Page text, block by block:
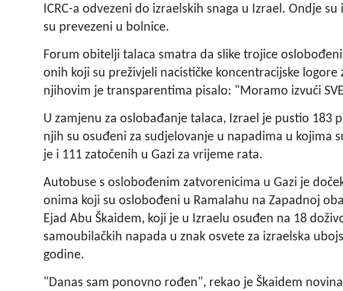
ICRC-a odvezeni do izraelskih snaga u Izrael. Ondje
su prevezeni u bolnice.
Forum obitelji talaca smatra da slike trojice
onih koji su preživjeli nacističke koncentracijske
njihovim je transparentima pisalo: "Moramo izvući
U zamjenu za oslobađanje talaca, Izrael je pustio 183
njih su osuđeni za sudjelovanje u napadima u kojima
je i 111 zatočenih u Gazi za vrijeme rata.
Autobuse s oslobođenim zatvorenicima u Gazi je
onima koji su oslobođeni u Ramalahu na Zapadnoj
Ejad Abu Škaidem, koji je u Izraelu osuđen na 18
samoubilačkih napada u znak osvete za izraelska
godine.
"Danas sam ponovno rođen", rekao je Škaidem